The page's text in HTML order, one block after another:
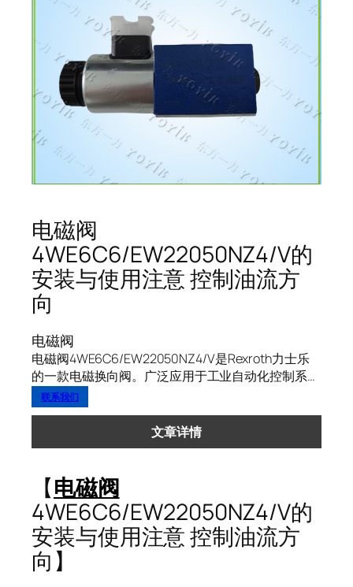
电磁阀
4WE6C6/EW22050NZ4/V的
安装与使用注意 控制油流方
向
电磁阀
电磁阀4WE6C6/EW22050NZ4/V是Rexroth力士乐
的一款电磁换向阀。广泛应用于工业自动化控制系…
联系我们
文章详情
【电磁阀
4WE6C6/EW22050NZ4/V的
安装与使用注意 控制油流方
向】